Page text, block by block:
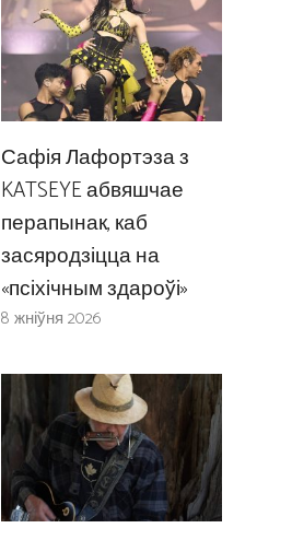
Сафія Лафортэза з
KATSEYE абвяшчае
перапынак, каб
засяродзіцца на
«псіхічным здароўі»
8 жніўня 2026